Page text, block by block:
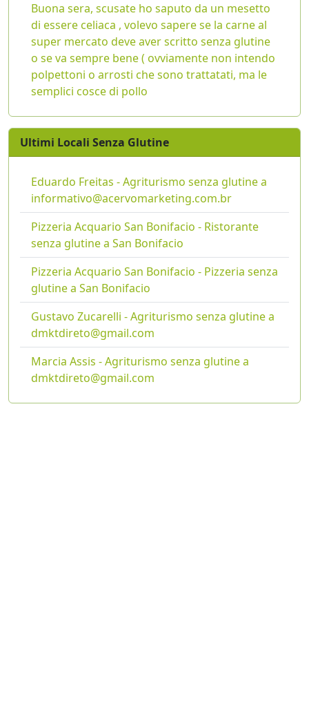
Buona sera, scusate ho saputo da un mesetto
di essere celiaca , volevo sapere se la carne al
super mercato deve aver scritto senza glutine
o se va sempre bene ( ovviamente non intendo
polpettoni o arrosti che sono trattatati, ma le
semplici cosce di pollo
Ultimi Locali Senza Glutine
Eduardo Freitas - Agriturismo senza glutine a
informativo@acervomarketing.com.br
Pizzeria Acquario San Bonifacio - Ristorante
senza glutine a San Bonifacio
Pizzeria Acquario San Bonifacio - Pizzeria senza
glutine a San Bonifacio
Gustavo Zucarelli - Agriturismo senza glutine a
dmktdireto@gmail.com
Marcia Assis - Agriturismo senza glutine a
dmktdireto@gmail.com